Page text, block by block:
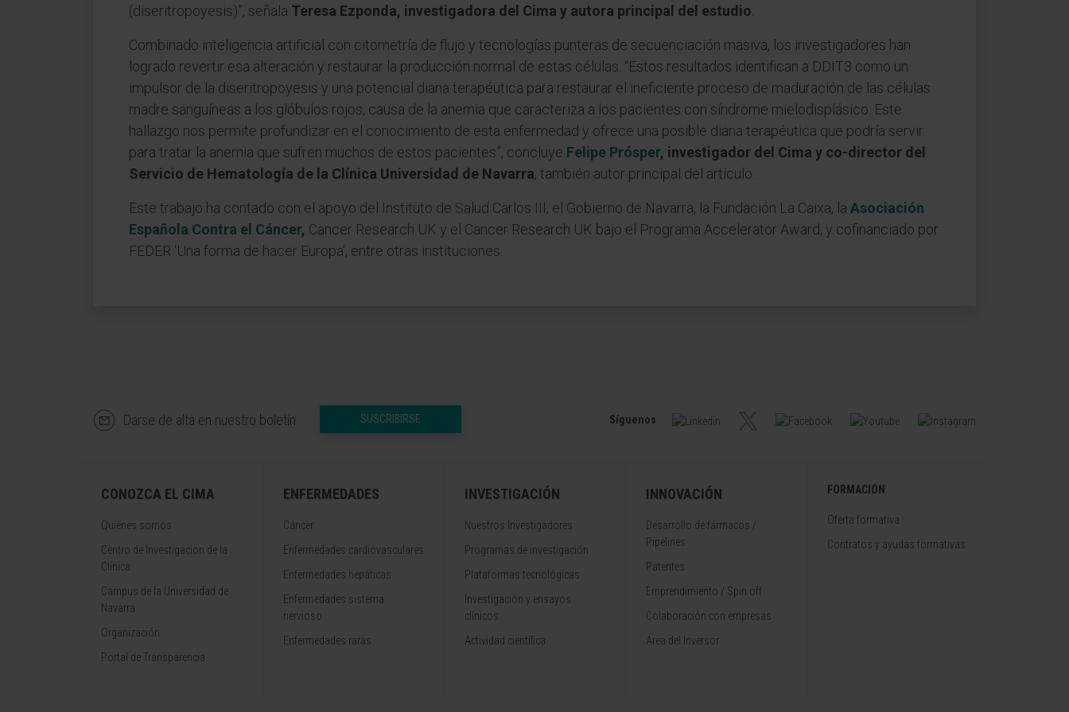
(diseritropoyesis)”, señala Teresa Ezponda, investigadora del Cima y autora principal del estudio.
Combinado inteligencia artificial con citometría de flujo y tecnologías punteras de secuenciación masiva, los investigadores han
logrado revertir esa alteración y restaurar la producción normal de estas células. “Estos resultados identifican a DDIT3 como un
impulsor de la diseritropoyesis y una potencial diana terapéutica para restaurar el ineficiente proceso de maduración de las células
madre sanguíneas a los glóbulos rojos, causa de la anemia que caracteriza a los pacientes con síndrome mielodisplásico. Este
hallazgo nos permite profundizar en el conocimiento de esta enfermedad y ofrece una posible diana terapéutica que podría servir
para tratar la anemia que sufren muchos de estos pacientes”, concluye Felipe Prósper, investigador del Cima y co-director del
Servicio de Hematología de la Clínica Universidad de Navarra, también autor principal del artículo.
Este trabajo ha contado con el apoyo del Instituto de Salud Carlos III, el Gobierno de Navarra, la Fundación La Caixa, la Asociación
Española Contra el Cáncer, Cancer Research UK y el Cancer Research UK bajo el Programa Accelerator Award, y cofinanciado por
FEDER ‘Una forma de hacer Europa’, entre otras instituciones.
Darse de alta en nuestro boletín SUSCRIBIRSE Síguenos
CONOZCA EL CIMA
Quiénes somos
Centro de Investigacion de la
Clínica
Campus de la Universidad de
Navarra
Organización
Portal de Transparencia
ENFERMEDADES
Cáncer
Enfermedades cardiovasculares
Enfermedades hepáticas
Enfermedades sistema
nervioso
Enfermedades raras
INVESTIGACIÓN
Nuestros Investigadores
Programas de investigación
Plataformas tecnológicas
Investigación y ensayos
clínicos
Actividad científica
INNOVACIÓN
Desarrollo de fármacos /
Pipelines
Patentes
Emprendimiento / Spin off
Colaboración con empresas
Área del Inversor
FORMACIÓN
Oferta formativa
Contratos y ayudas formativas